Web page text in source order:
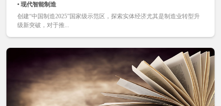
• 现代智能制造
创建“中国制造2025”国家级示范区，探索实体经济尤其是制造业转型升
级新突破，对于推...